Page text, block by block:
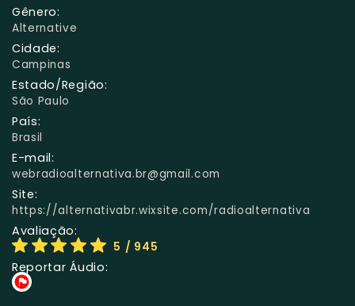
Gênero:
Alternative
Cidade:
Campinas
Estado/Região:
São Paulo
País:
Brasil
E-mail:
webradioalternativa.br@gmail.com
Site:
https://alternativabr.wixsite.com/radioalternativa
Avaliação:
5 / 945
Reportar Áudio: